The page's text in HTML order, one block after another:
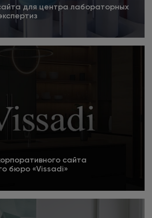
для центра лабораторных
сайта
бюро «Vissadi»